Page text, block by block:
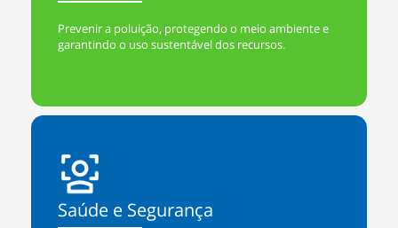
Prevenir a poluição, protegendo o meio ambiente e
garantindo o uso sustentável dos recursos.
Saúde e Segurança